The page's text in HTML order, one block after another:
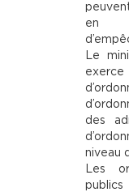
en
Le
des
niveau
Les